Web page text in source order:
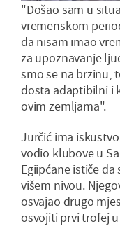
"Došao sam u
vremenskom
da nisam imao
za upoznavanje
smo se na brzinu,
dosta adaptibilni i
ovim zemljama".
Jurčić ima
vodio klubove u
Egiipćane ističe
višem nivou.
osvajao drugo
osvojiti prvi trofej